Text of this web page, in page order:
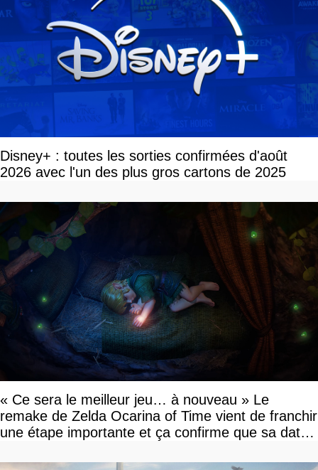
Disney+ : toutes les sorties confirmées d'août
2026 avec l'un des plus gros cartons de 2025
« Ce sera le meilleur jeu… à nouveau » Le
remake de Zelda Ocarina of Time vient de franchir
une étape importante et ça confirme que sa date